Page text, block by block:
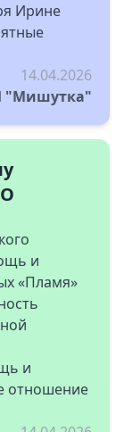
Ирине
14.04.2026
"Мишутка"
и
«Пламя»
и
отношение